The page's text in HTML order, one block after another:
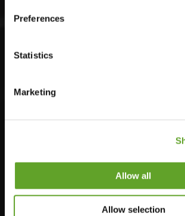
Preferences
Statistics
Marketing
Allow all
Allow selection